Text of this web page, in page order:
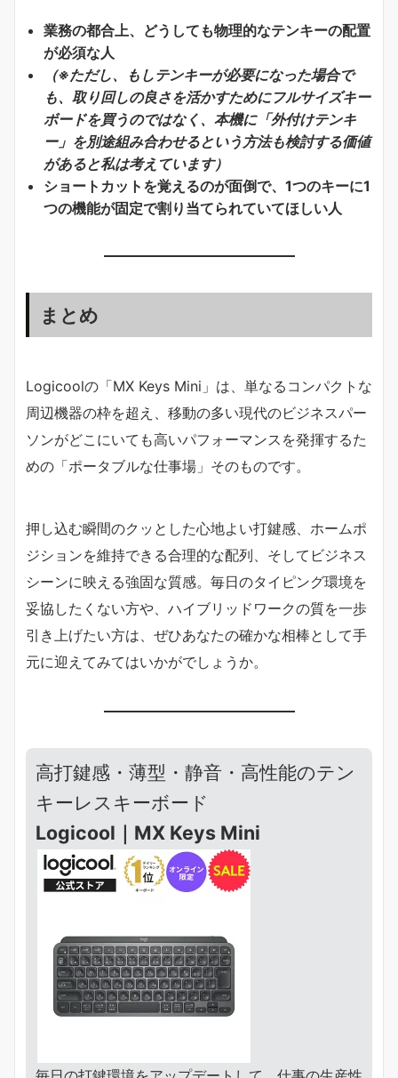
業務の都合上、どうしても物理的なテンキーの配置
が必須な人
（※ただし、もしテンキーが必要になった場合で
も、取り回しの良さを活かすためにフルサイズキー
ボードを買うのではなく、本機に「外付けテンキ
ー」を別途組み合わせるという方法も検討する価値
があると私は考えています）
ショートカットを覚えるのが面倒で、1つのキーに1
つの機能が固定で割り当てられていてほしい人
まとめ
Logicoolの「MX Keys Mini」は、単なるコンパクトな
周辺機器の枠を超え、移動の多い現代のビジネスパー
ソンがどこにいても高いパフォーマンスを発揮するた
めの「ポータブルな仕事場」そのものです。
押し込む瞬間のクッとした心地よい打鍵感、ホームポ
ジションを維持できる合理的な配列、そしてビジネス
シーンに映える強固な質感。毎日のタイピング環境を
妥協したくない方や、ハイブリッドワークの質を一歩
引き上げたい方は、ぜひあなたの確かな相棒として手
元に迎えてみてはいかがでしょうか。
高打鍵感・薄型・静音・高性能のテン
キーレスキーボード
Logicool｜MX Keys Mini